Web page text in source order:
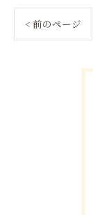
< 前のページ